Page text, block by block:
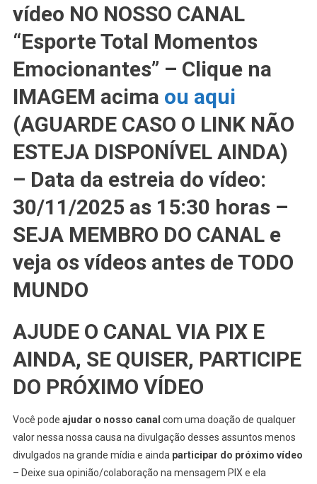
vídeo NO NOSSO CANAL
“Esporte Total Momentos
Emocionantes” – Clique na
IMAGEM acima ou aqui
(AGUARDE CASO O LINK NÃO
ESTEJA DISPONÍVEL AINDA)
– Data da estreia do vídeo:
30/11/2025 as 15:30 horas –
SEJA MEMBRO DO CANAL e
veja os vídeos antes de TODO
MUNDO
AJUDE O CANAL VIA PIX E
AINDA, SE QUISER, PARTICIPE
DO PRÓXIMO VÍDEO
Você pode ajudar o nosso canal com uma doação de qualquer
valor nessa nossa causa na divulgação desses assuntos menos
divulgados na grande mídia e ainda participar do próximo vídeo
– Deixe sua opinião/colaboração na mensagem PIX e ela